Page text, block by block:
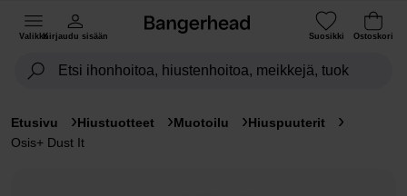
ValikkoKirjaudu sisään Suosikki Ostoskori
Etusivu Hiustuotteet Muotoilu
Hiuspuuterit
Osis+ Dust It